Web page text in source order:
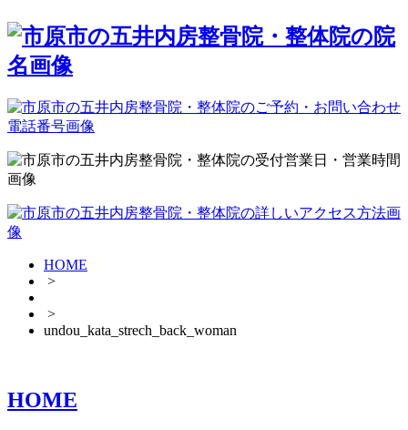
HOME
>
>
undou_kata_strech_back_woman
HOME